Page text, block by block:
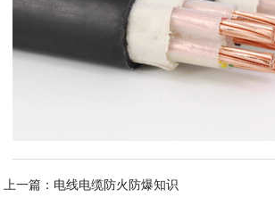
上一篇： 电线电缆防火防爆知识